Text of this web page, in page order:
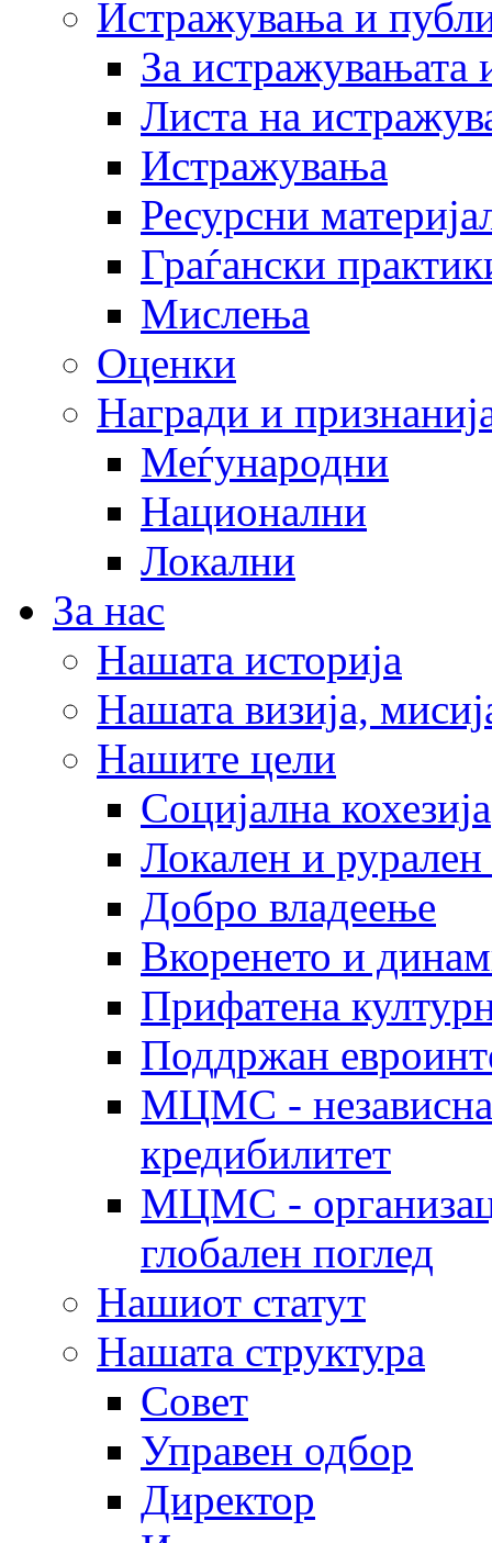
Истражувања и
За истражувањата
Листа на
Истражувања
Ресурсни
Граѓански
Мислења
Оценки
Награди и
Меѓународни
Национални
Локални
За нас
Нашата историја
Нашата визија,
Нашите цели
Социјална кохезија
Локален и рурален
Добро владеење
Вкоренето и
Прифатена
Поддржан
МЦМС - независна
кредибилитет
МЦМС -
глобален поглед
Нашиот статут
Нашата структура
Совет
Управен одбор
Директор